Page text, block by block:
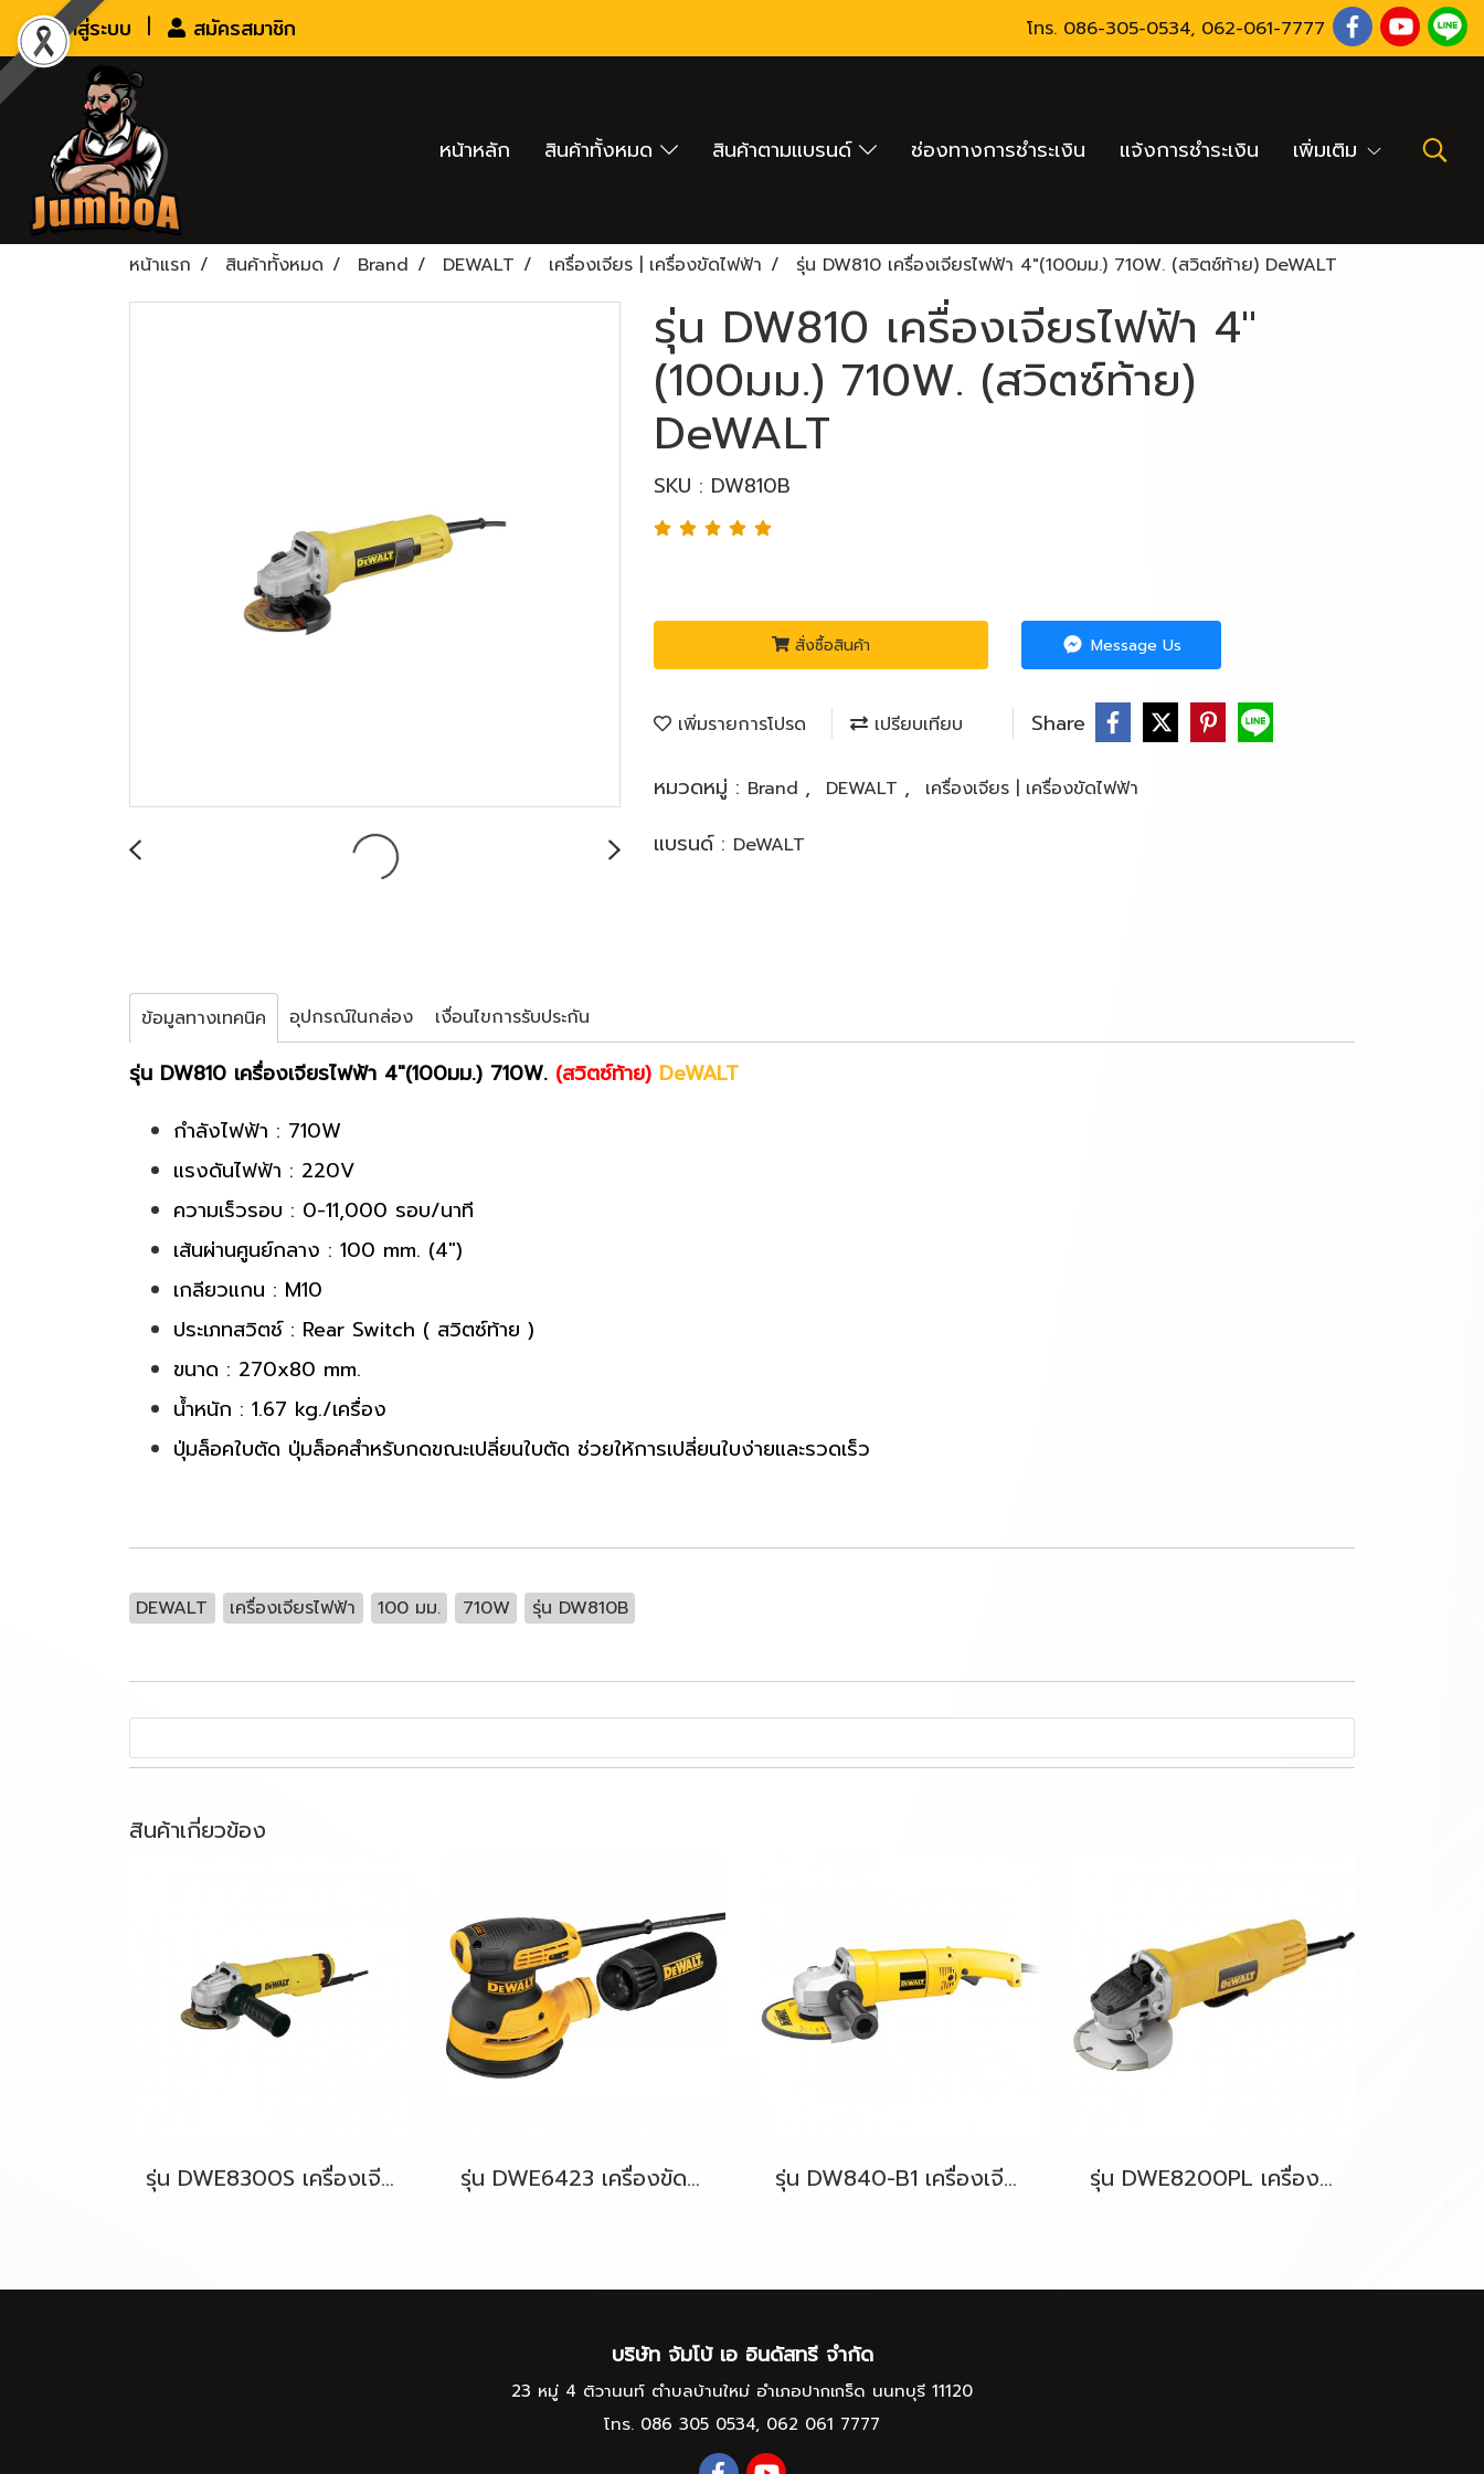
เข้าสู่ระบบ สมัครสมาชิก โทร. 086-305-0534, 062-061-7777
หน้าหลัก สินค้าทั้งหมด สินค้าตามแบรนด์ ช่องทางการชำระเงิน แจ้งการชำระเงิน เพิ่มเติม
หน้าแรก สินค้าทั้งหมด Brand DEWALT เครื่องเจียร | เครื่องขัดไฟฟ้า รุ่น DW810 เครื่องเจียรไฟฟ้า 4"(100มม.) 710W. (สวิตซ์ท้าย) DeWALT
รุ่น DW810 เครื่องเจียรไฟฟ้า 4"
(100มม.) 710W. (สวิตซ์ท้าย)
DeWALT
SKU : DW810B
สั่งซื้อสินค้า Message Us
เพิ่มรายการโปรด เปรียบเทียบ Share
หมวดหมู่ : Brand , DEWALT , เครื่องเจียร | เครื่องขัดไฟฟ้า
แบรนด์ : DeWALT
ข้อมูลทางเทคนิค อุปกรณ์ในกล่อง เงื่อนไขการรับประกัน
รุ่น DW810 เครื่องเจียรไฟฟ้า 4"(100มม.) 710W. (สวิตซ์ท้าย) DeWALT
กำลังไฟฟ้า : 710W
แรงดันไฟฟ้า : 220V
ความเร็วรอบ : 0-11,000 รอบ/นาที
เส้นผ่านศูนย์กลาง : 100 mm. (4")
เกลียวแกน : M10
ประเภทสวิตช์ : Rear Switch ( สวิตซ์ท้าย )
ขนาด : 270x80 mm.
น้ำหนัก : 1.67 kg./เครื่อง
ปุ่มล็อคใบตัด ปุ่มล็อคสำหรับกดขณะเปลี่ยนใบตัด ช่วยให้การเปลี่ยนใบง่ายและรวดเร็ว
DEWALT เครื่องเจียรไฟฟ้า 100 มม. 710W รุ่น DW810B
สินค้าเกี่ยวข้อง
รุ่น DWE8300S เครื่องเจียรไฟฟ้า 4"(100มม.) 1,010W [สวิตซ์เลื่อนข้าง] DeWALT รุ่น DWE6423 เครื่องขัดกระดาษทรายกลม 5"(125มม.) 280W. (ปรับรอบได้) DeWALT รุ่น DW840-B1 เครื่องเจียร์ไฟฟ้า 7"(180mm.) 1800W. (งานหนัก) [สวิตซ์ไกปืน] DeWALT รุ่น DWE8200PL เครื่องเจียรไฟฟ้า 4"(100มม.) 850W. [สวิตซ์บีบเซฟตี้] DeWALT
บริษัท จัมโบ้ เอ อินดัสทรี จำกัด
23 หมู่ 4 ติวานนท์ ตำบลบ้านใหม่ อำเภอปากเกร็ด นนทบุรี 11120
โทร. 086 305 0534, 062 061 7777